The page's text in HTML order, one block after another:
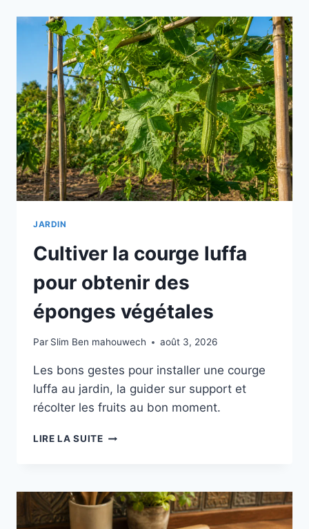
UNE
VITRE
SANS
LA
RAYER
JARDIN
Cultiver la courge luffa
pour obtenir des
éponges végétales
Par Slim Ben mahouwech août 3, 2026
Les bons gestes pour installer une courge
luffa au jardin, la guider sur support et
récolter les fruits au bon moment.
LIRE LA SUITECULTIVER
POUR
OBTENIR
DES